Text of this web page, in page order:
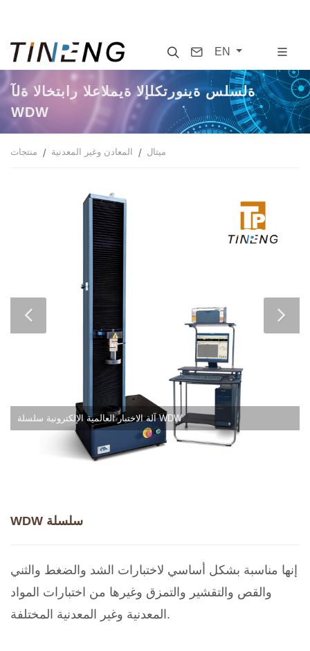
SearchContact
EN
آلة الاختبار العالمية الإلكترونية سلسلة
WDW
منتجات المعادن وغير المعدنية ميتال
آلة الاختبار العالمية الإلكترونية سلسلة WDW
WDW سلسلة
إنها مناسبة بشكل أساسي لاختبارات الشد والضغط والثني
والقص والتقشير والتمزق وغيرها من اختبارات المواد
المعدنية وغير المعدنية المختلفة.